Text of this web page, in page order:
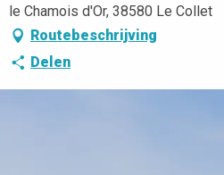
le Chamois d'Or, 38580 Le Collet
Routebeschrijving
Delen